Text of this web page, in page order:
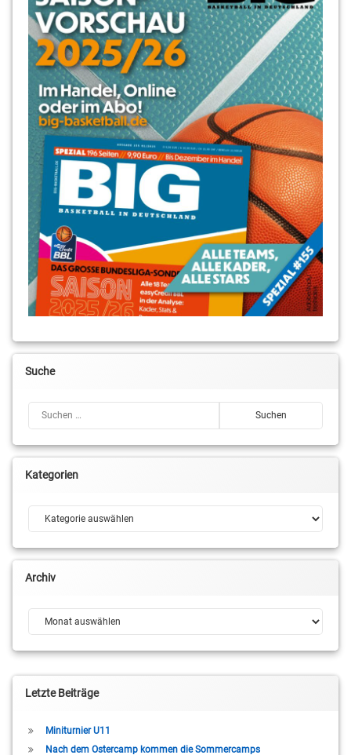
Suche
Kategorien
Archiv
Letzte Beiträge
Miniturnier U11
Nach dem Ostercamp kommen die Sommercamps